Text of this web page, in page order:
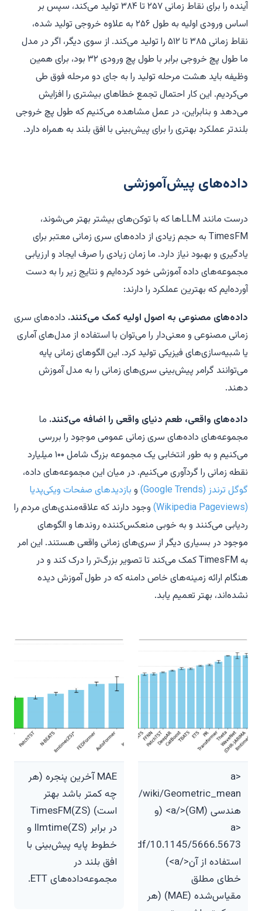
آینده را برای نقاط زمانی ۲۵۷ تا ۳۸۴ تولید می‌کند، سپس بر
اساس ورودی اولیه به طول ۲۵۶ به علاوه خروجی تولید شده،
نقاط زمانی ۳۸۵ تا ۵۱۲ را تولید می‌کند. از سوی دیگر، اگر در مدل
ما طول پچ خروجی برابر با طول پچ ورودی ۳۲ بود، برای همین
وظیفه باید هشت مرحله تولید را به جای دو مرحله فوق طی
می‌کردیم. این کار احتمال تجمع خطاهای بیشتری را افزایش
می‌دهد و بنابراین، در عمل مشاهده می‌کنیم که طول پچ خروجی
بلندتر عملکرد بهتری را برای پیش‌بینی با افق بلند به همراه دارد.
داده‌های پیش‌آموزشی
درست مانند LLMها که با توکن‌های بیشتر بهتر می‌شوند،
TimesFM به حجم زیادی از داده‌های سری زمانی معتبر برای
یادگیری و بهبود نیاز دارد. ما زمان زیادی را صرف ایجاد و ارزیابی
مجموعه‌های داده آموزشی خود کرده‌ایم و نتایج زیر را به دست
آورده‌ایم که بهترین عملکرد را دارند:
داده‌های مصنوعی به اصول اولیه کمک می‌کنند. داده‌های سری
زمانی مصنوعی و معنی‌دار را می‌توان با استفاده از مدل‌های آماری
یا شبیه‌سازی‌های فیزیکی تولید کرد. این الگوهای زمانی پایه
می‌توانند گرامر پیش‌بینی سری‌های زمانی را به مدل آموزش
دهند.
داده‌های واقعی، طعم دنیای واقعی را اضافه می‌کنند. ما
مجموعه‌های داده‌های سری زمانی عمومی موجود را بررسی
می‌کنیم و به طور انتخابی یک مجموعه بزرگ شامل ۱۰۰ میلیارد
نقطه زمانی را گردآوری می‌کنیم. در میان این مجموعه‌های داده،
گوگل ترندز (Google Trends)
و بازدیدهای صفحات ویکی‌پدیا
(Wikipedia Pageviews)
وجود دارند که علاقه‌مندی‌های مردم را
ردیابی می‌کنند و به خوبی منعکس‌کننده روندها و الگوهای
موجود در بسیاری دیگر از سری‌های زمانی واقعی هستند. این امر
به TimesFM کمک می‌کند تا تصویر بزرگ‌تر را درک کند و در
هنگام ارائه زمینه‌های خاص دامنه که در طول آموزش دیده
نشده‌اند، بهتر تعمیم یابد.
<a
هندسی (GM)</a> (و
<a
استفاده از آن</a>)
خطای مطلق
مقیاس‌شده (MAE) (هر
MAE آخرین پنجره (هر
چه کمتر باشد بهتر
است) TimesFM(ZS)
در برابر llmtime(ZS) و
خطوط پایه پیش‌بینی با
افق بلند در
مجموعه‌داده‌های ETT.